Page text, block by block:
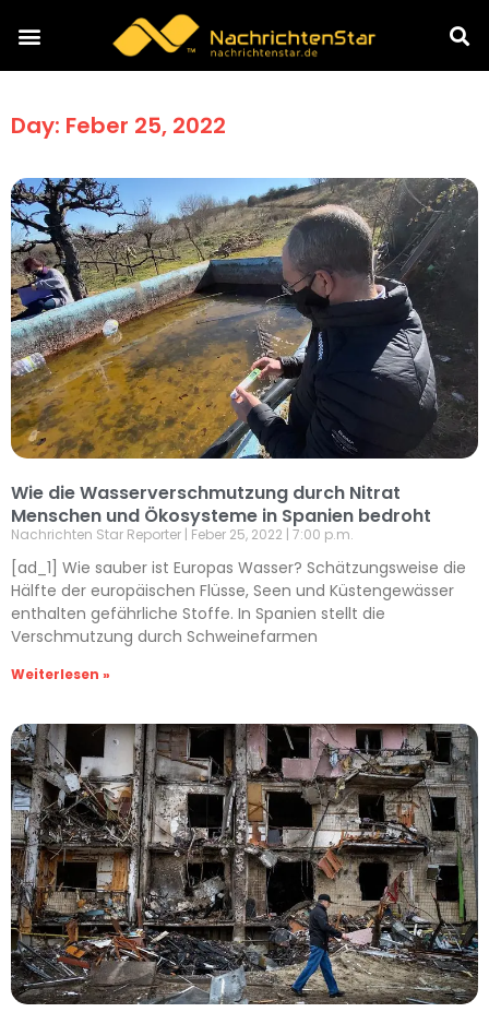
Day: Feber 25, 2022
Wie die Wasserverschmutzung durch Nitrat
Menschen und Ökosysteme in Spanien bedroht
Nachrichten Star Reporter Feber 25, 2022 7:00 p.m.
[ad_1] Wie sauber ist Europas Wasser? Schätzungsweise die
Hälfte der europäischen Flüsse, Seen und Küstengewässer
enthalten gefährliche Stoffe. In Spanien stellt die
Verschmutzung durch Schweinefarmen
Weiterlesen »